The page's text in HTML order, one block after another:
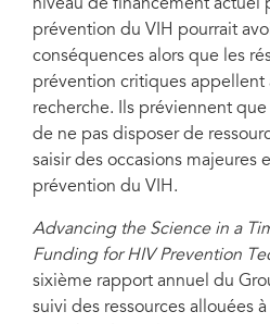
niveau de financement actuel
prévention du VIH pourrait
conséquences alors que les
prévention critiques appellent
recherche. Ils préviennent
de ne pas disposer de
saisir des occasions majeures
prévention du VIH.
Advancing the Science in a
Funding for HIV Prevention
sixième rapport annuel du
suivi des ressources allouées